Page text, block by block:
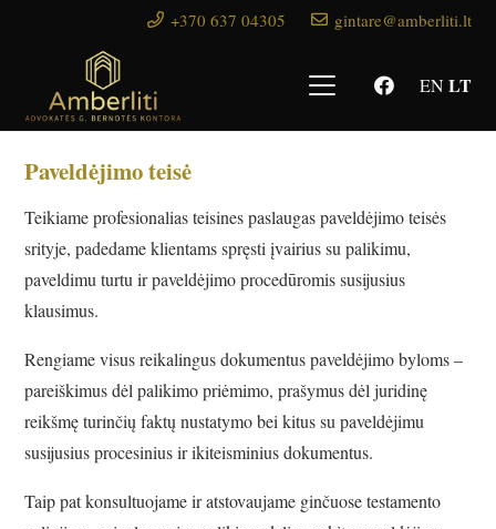
+370 637 04305 gintare@amberliti.lt
EN LT
Paveldėjimo teisė
Teikiame profesionalias teisines paslaugas paveldėjimo teisės
srityje, padedame klientams spręsti įvairius su palikimu,
paveldimu turtu ir paveldėjimo procedūromis susijusius
klausimus.
Rengiame visus reikalingus dokumentus paveldėjimo byloms –
pareiškimus dėl palikimo priėmimo, prašymus dėl juridinę
reikšmę turinčių faktų nustatymo bei kitus su paveldėjimu
susijusius procesinius ir ikiteisminius dokumentus.
Taip pat konsultuojame ir atstovaujame ginčuose testamento